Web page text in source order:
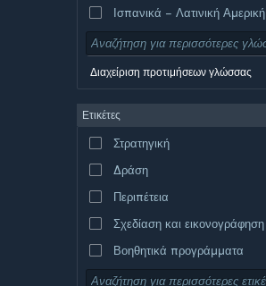
Ισπανικά – Λατινική Αμερική
Διαχείριση προτιμήσεων γλώσσας
Ετικέτες
Στρατηγική
Δράση
Περιπέτεια
Σχεδίαση και εικονογράφηση
Βοηθητικά προγράμματα
Δωρεάν για παίξιμο